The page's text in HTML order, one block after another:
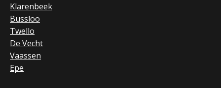
Klarenbeek
Bussloo
Twello
De Vecht
Vaassen
Epe